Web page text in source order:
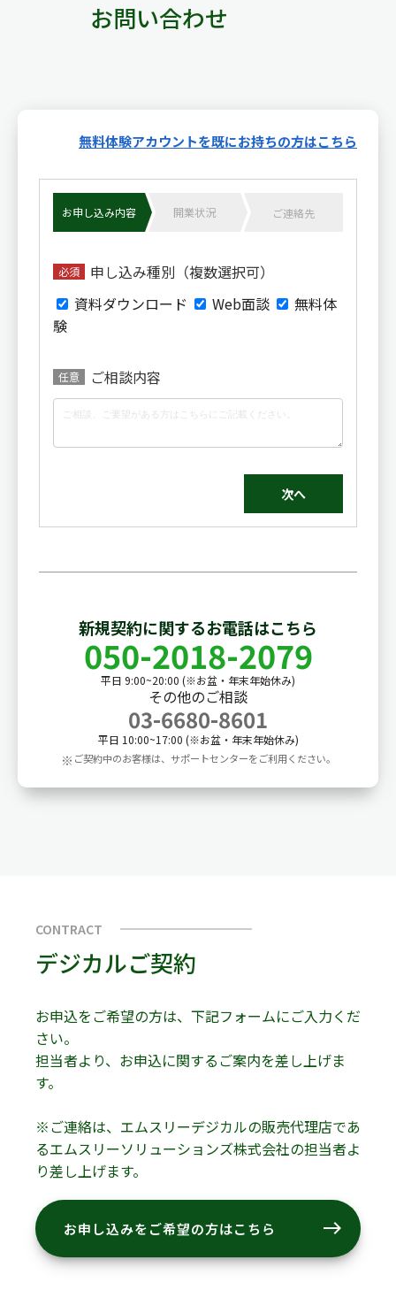
お問い合わせ
無料体験アカウントを既にお持ちの方はこちら
お申し込み内容 開業状況 ご連絡先
必須
申し込み種別（複数選択可）
資料ダウンロード
Web面談
無料体
験
任意 ご相談内容
次へ
新規契約に関するお電話はこちら
050-2018-2079
平日 9:00~20:00 (※お盆・年末年始休み)
その他のご相談
03-6680-8601
平日 10:00~17:00 (※お盆・年末年始休み)
※ ご契約中のお客様は、サポートセンターをご利用ください。
CONTRACT
デジカルご契約
お申込をご希望の方は、下記フォームにご入力くだ
さい。
担当者より、お申込に関するご案内を差し上げま
す。
※ご連絡は、エムスリーデジカルの販売代理店であ
るエムスリーソリューションズ株式会社の担当者よ
り差し上げます。
お申し込みをご希望の方はこちら east